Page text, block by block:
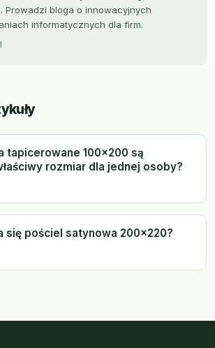
Prowadzi bloga o innowacyjnych
informatycznych dla firm.
tapicerowane 100x200 są
rozmiar dla jednej osoby?
się pościel satynowa 200x220?